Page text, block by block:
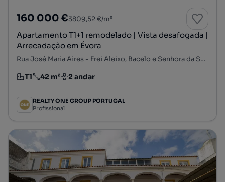
160 000 €3809,52 €/m²
Apartamento T1+1 remodelado | Vista desafogada |
Arrecadação em Évora
Rua José Maria Aires - Frei Aleixo, Bacelo e Senhora da Saúde, Évora, Évora
Tipologia
T1
Preço por metro quadrado
42 m²
Andar 2 andar
REALTY ONE GROUP PORTUGAL
Profissional